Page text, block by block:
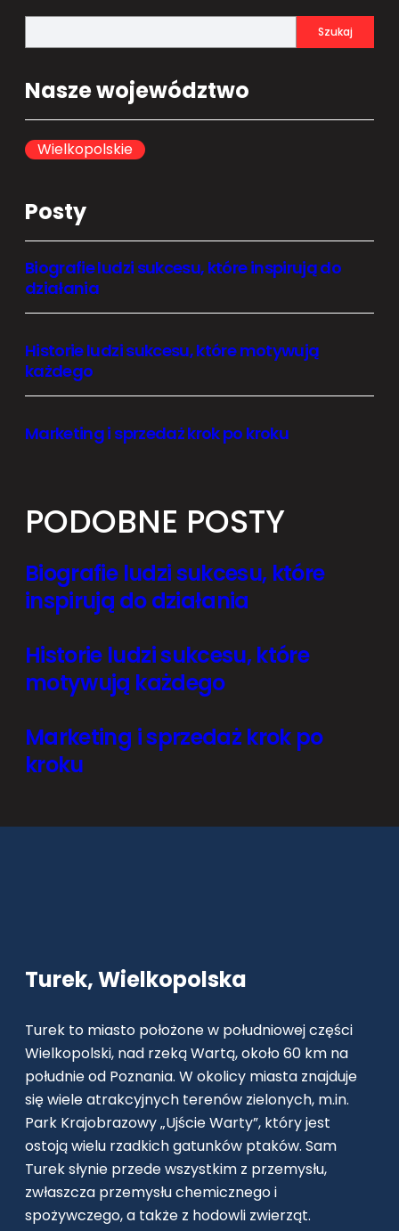
e
r
c
h
Szukaj
Nasze województwo
Wielkopolskie
Posty
Biografie ludzi sukcesu, które inspirują do
działania
Historie ludzi sukcesu, które motywują
każdego
Marketing i sprzedaż krok po kroku
PODOBNE POSTY
Biografie ludzi sukcesu, które
inspirują do działania
Historie ludzi sukcesu, które
motywują każdego
Marketing i sprzedaż krok po
kroku
Turek, Wielkopolska
Turek to miasto położone w południowej części
Wielkopolski, nad rzeką Wartą, około 60 km na
południe od Poznania. W okolicy miasta znajduje
się wiele atrakcyjnych terenów zielonych, m.in.
Park Krajobrazowy „Ujście Warty”, który jest
ostoją wielu rzadkich gatunków ptaków. Sam
Turek słynie przede wszystkim z przemysłu,
zwłaszcza przemysłu chemicznego i
spożywczego, a także z hodowli zwierząt.